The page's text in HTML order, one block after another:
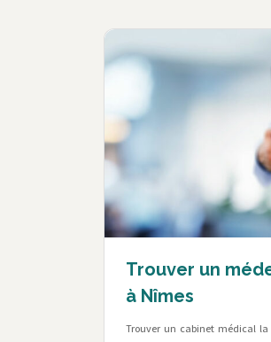
Trouver un
à Nîmes
Trouver un cabinet médical